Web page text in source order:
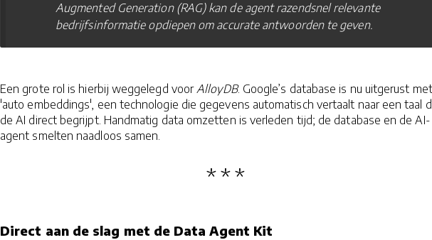
Augmented Generation (RAG) kan de agent razendsnel relevante
bedrijfsinformatie opdiepen om accurate antwoorden te geven.
Een grote rol is hierbij weggelegd voorAlloyDB. Google’s database is nu uitgerust met
'auto embeddings', een technologie die gegevens automatisch vertaalt naar een taal
de AI direct begrijpt. Handmatig data omzetten is verleden tijd; de database en de AI-
agent smelten naadloos samen.
Direct aan de slag met de Data Agent Kit